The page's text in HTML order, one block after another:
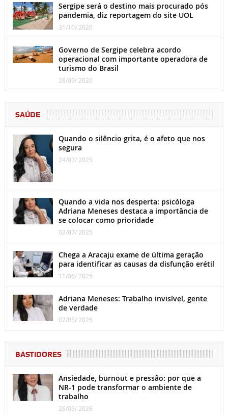
Sergipe será o destino mais procurado pós
pandemia, diz reportagem do site UOL
31/10/ 2020
Governo de Sergipe celebra acordo
operacional com importante operadora de
turismo do Brasil
28/09/ 2020
SAÚDE
Quando o silêncio grita, é o afeto que nos
segura
24/07/ 2025
Quando a vida nos desperta: psicóloga
Adriana Meneses destaca a importância de
se colocar como prioridade
02/07/ 2025
Chega a Aracaju exame de última geração
para identificar as causas da disfunção erétil
11/06/ 2025
Adriana Meneses: Trabalho invisível, gente
de verdade
02/05/ 2025
BASTIDORES
Ansiedade, burnout e pressão: por que a
NR-1 pode transformar o ambiente de
trabalho
26/05/ 2026